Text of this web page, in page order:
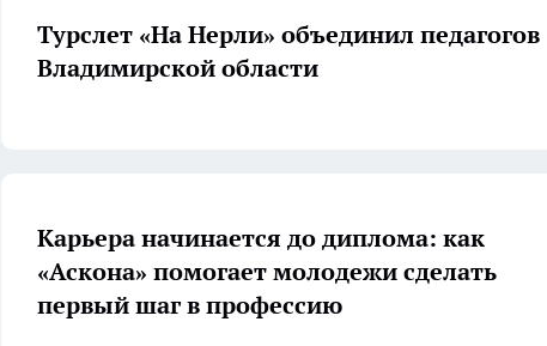
Турслет «На Нерли» объединил педагогов
Владимирской области
Карьера начинается до диплома: как
«Аскона» помогает молодежи сделать
первый шаг в профессию